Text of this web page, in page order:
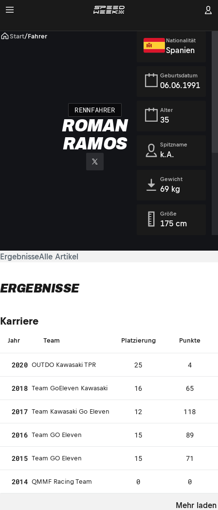
Start/Fahrer
RENNFAHRER
ROMAN
RAMOS
Nationalität
Spanien
Geburtsdatum
06.06.1991
Alter
35
Spitzname
k.A.
Gewicht
69 kg
Größe
175 cm
ErgebnisseAlle Artikel
ERGEBNISSE
Karriere
Jahr Team Platzierung Punkte
2020 OUTDO Kawasaki TPR 25 4
2018 Team GoEleven Kawasaki 16 65
2017 Team Kawasaki Go Eleven 12 118
2016 Team GO Eleven 15 89
2015 Team GO Eleven 15 71
2014 QMMF Racing Team 0 0
Mehr laden